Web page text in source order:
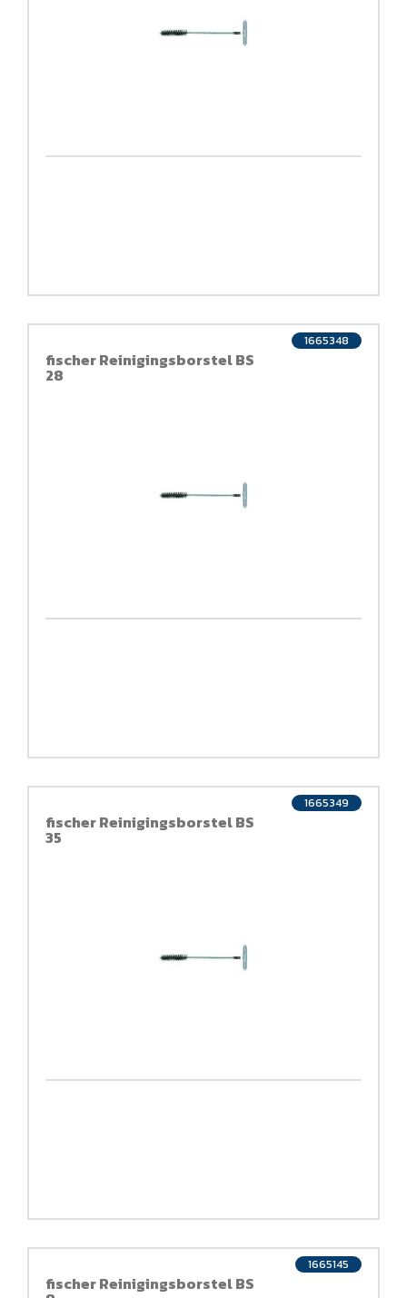
fischer Reinigingsborstel BS
28
1665348
fischer Reinigingsborstel BS
35
1665349
fischer Reinigingsborstel BS
1665145